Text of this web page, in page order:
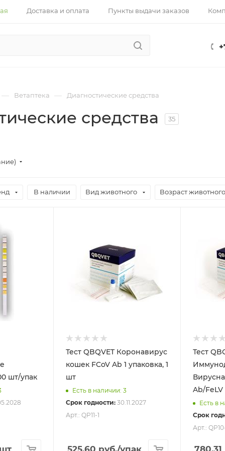
Доставка и оплата Пункты выдачи заказов
— Ветаптека — Диагностические средства
средства 35
В наличии Вид животного Возраст животного
шт/упак
Тест QBQVET Коронавирус
кошек FCoV Ab 1 упаковка, 1
шт
Есть в наличии: 3
Срок годности: 30.11.2027
Арт.: QP11-1
525.60 руб./упак
Тест
Есть в
Срок
Арт.:
780.31